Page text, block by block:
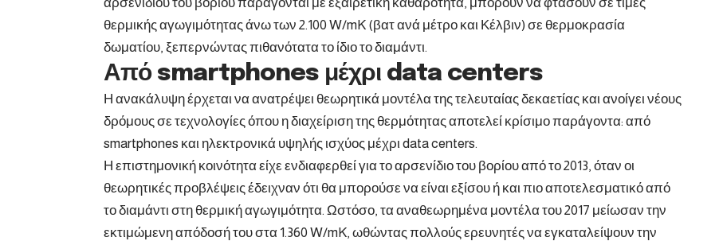
θερμικής αγωγιμότητας άνω των 2.100 W/mK (βατ ανά μέτρο και Κέλβιν) σε θερμοκρασία
δωματίου, ξεπερνώντας πιθανότατα το ίδιο το διαμάντι.
Από smartphones μέχρι data centers
Η ανακάλυψη έρχεται να ανατρέψει θεωρητικά μοντέλα της τελευταίας δεκαετίας και ανοίγει νέους
δρόμους σε τεχνολογίες όπου η διαχείριση της θερμότητας αποτελεί κρίσιμο παράγοντα: από
smartphones και ηλεκτρονικά υψηλής ισχύος μέχρι data centers.
Η επιστημονική κοινότητα είχε ενδιαφερθεί για το αρσενίδιο του βορίου από το 2013, όταν οι
θεωρητικές προβλέψεις έδειχναν ότι θα μπορούσε να είναι εξίσου ή και πιο αποτελεσματικό από
το διαμάντι στη θερμική αγωγιμότητα. Ωστόσο, τα αναθεωρημένα μοντέλα του 2017 μείωσαν την
εκτιμώμενη απόδοσή του στα 1.360 W/mK, ωθώντας πολλούς ερευνητές να εγκαταλείψουν την